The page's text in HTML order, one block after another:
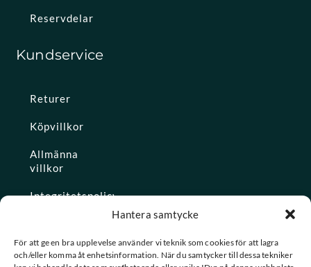
Hantera samtycke
För att ge en bra upplevelse använder vi teknik som cookies för att lagra
och/eller komma åt enhetsinformation. När du samtycker till dessa tekniker
Reservdelar
Kundservice
Returer
Köpvillkor
Allmänna
villkor
Integritetspolicy
Konto